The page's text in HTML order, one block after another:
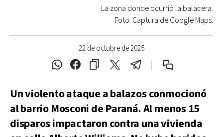
22 de octubre de 2025
La zona donde ocurrió la balacera.
Foto: Captura de Google Maps.
Un violento ataque a balazos conmocionó
al barrio Mosconi de Paraná. Al menos 15
disparos impactaron contra una vivienda